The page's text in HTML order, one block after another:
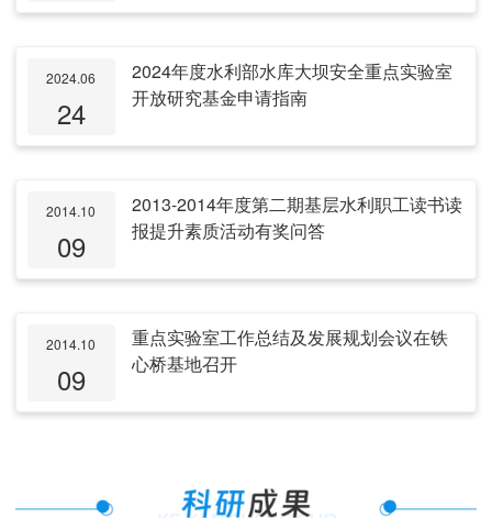
2024.06
24
2024年度水利部水库大坝安全重点实验室
开放研究基金申请指南
2014.10
09
2013-2014年度第二期基层水利职工读书读
报提升素质活动有奖问答
2014.10
09
重点实验室工作总结及发展规划会议在铁
心桥基地召开